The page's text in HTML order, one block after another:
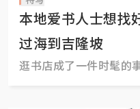
本地爱书人士想
过海到吉隆坡
逛书店成了一件时髦的